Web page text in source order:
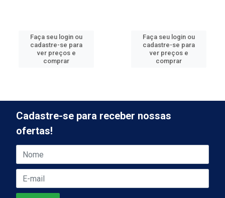
Faça seu login ou
cadastre-se para
ver preços e
comprar
Faça seu login ou
cadastre-se para
ver preços e
comprar
Cadastre-se para receber nossas
ofertas!